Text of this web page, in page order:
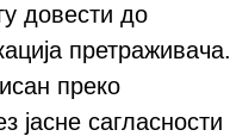
довести до
претраживача.
преко
сагласности